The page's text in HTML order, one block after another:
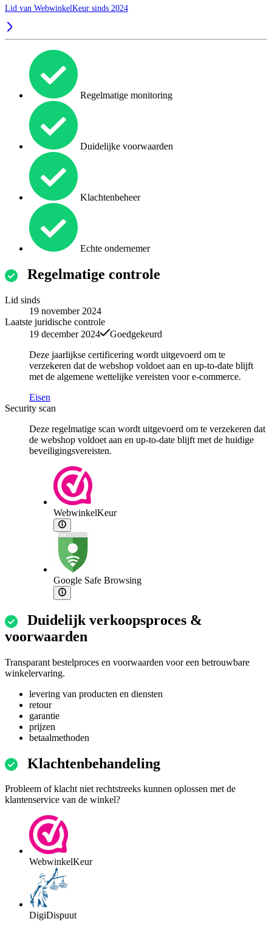
Lid van WebwinkelKeur sinds 2024
Regelmatige monitoring
Duidelijke voorwaarden
Klachtenbeheer
Echte ondernemer
Regelmatige controle
Lid sinds
19 november 2024
Laatste juridische controle
19 december 2024
Goedgekeurd
Deze jaarlijkse certificering wordt uitgevoerd om te
verzekeren dat de webshop voldoet aan en up-to-date blijft
met de algemene wettelijke vereisten voor e-commerce.
Eisen
Security scan
Deze regelmatige scan wordt uitgevoerd om te verzekeren dat
de webshop voldoet aan en up-to-date blijft met de huidige
beveiligingsvereisten.
WebwinkelKeur
Google Safe Browsing
Duidelijk verkoopsproces &
voorwaarden
Transparant bestelproces en voorwaarden voor een betrouwbare
winkelervaring.
levering van producten en diensten
retour
garantie
prijzen
betaalmethoden
Klachtenbehandeling
Probleem of klacht niet rechtstreeks kunnen oplossen met de
klantenservice van de winkel?
WebwinkelKeur
DigiDispuut